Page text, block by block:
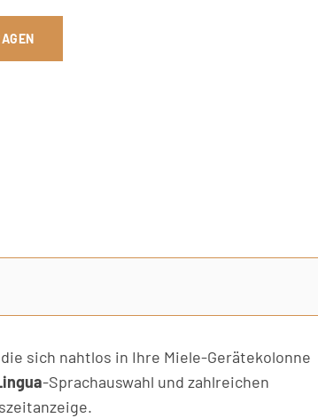
sich nahtlos in Ihre Miele-Gerätekolonne
-Sprachauswahl und zahlreichen